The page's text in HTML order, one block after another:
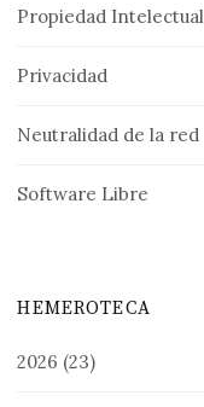
Propiedad Intelectual
Privacidad
Neutralidad de la red
Software Libre
HEMEROTECA
2026 (23)